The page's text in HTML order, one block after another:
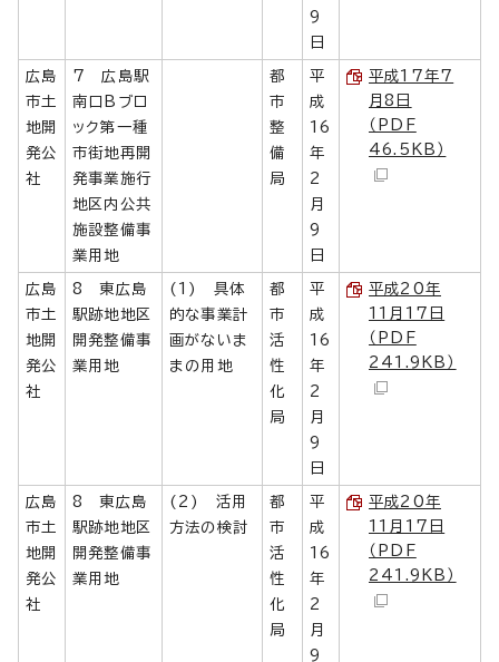
9
日
広島
市土
地開
発公
社
7 広島駅
南口Bブロ
ック第一種
市街地再開
発事業施行
地区内公共
施設整備事
業用地
都
市
整
備
局
平
成
16
年
2
月
9
日
平成17年7
月8日
（PDF
46.5KB）
広島
市土
地開
発公
社
8 東広島
駅跡地地区
開発整備事
業用地
(1) 具体
的な事業計
画がないま
まの用地
都
市
活
性
化
局
平
成
16
年
2
月
9
日
平成20年
11月17日
（PDF
241.9KB）
広島
市土
地開
発公
社
8 東広島
駅跡地地区
開発整備事
業用地
(2) 活用
方法の検討
都
市
活
性
化
局
平
成
16
年
2
月
9
平成20年
11月17日
（PDF
241.9KB）